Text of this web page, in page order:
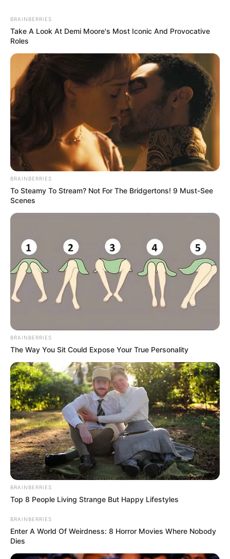
BRAINBERRIES
Take A Look At Demi Moore's Most Iconic And Provocative
Roles
BRAINBERRIES
To Steamy To Stream? Not For The Bridgertons! 9 Must-See
Scenes
BRAINBERRIES
The Way You Sit Could Expose Your True Personality
BRAINBERRIES
Top 8 People Living Strange But Happy Lifestyles
BRAINBERRIES
Enter A World Of Weirdness: 8 Horror Movies Where Nobody
Dies